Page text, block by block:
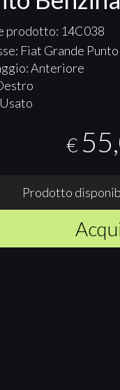
prodotto: 14C038
Fiat Grande Punto
Anteriore
€
Prodotto